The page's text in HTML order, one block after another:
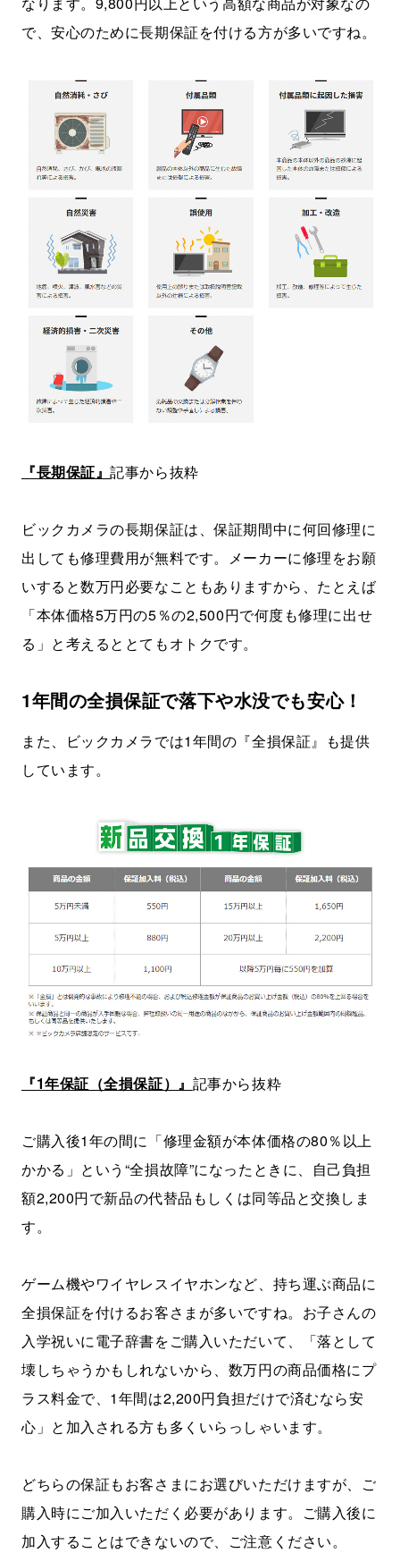
で、安心のために長期保証を付ける方が多いですね。
『長期保証』記事から抜粋
ビックカメラの長期保証は、保証期間中に何回修理に
出しても修理費用が無料です。メーカーに修理をお願
いすると数万円必要なこともありますから、たとえば
「本体価格5万円の5％の2,500円で何度も修理に出せ
る」と考えるととてもオトクです。
1年間の全損保証で落下や水没でも安心！
また、ビックカメラでは1年間の『全損保証』も提供
しています。
『1年保証（全損保証）』 記事から抜粋
ご購入後1年の間に「修理金額が本体価格の80％以上
かかる」という“全損故障”になったときに、自己負担
額2,200円で新品の代替品もしくは同等品と交換しま
す。
ゲーム機やワイヤレスイヤホンなど、持ち運ぶ商品に
全損保証を付けるお客さまが多いですね。お子さんの
入学祝いに電子辞書をご購入いただいて、「落として
壊しちゃうかもしれないから、数万円の商品価格にプ
ラス料金で、1年間は2,200円負担だけで済むなら安
心」と加入される方も多くいらっしゃいます。
どちらの保証もお客さまにお選びいただけますが、ご
購入時にご加入いただく必要があります。ご購入後に
加入することはできないので、ご注意ください。